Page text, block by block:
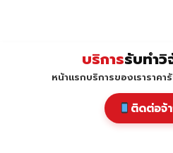
บริการรับทำวิ
หน้าแรกบริการของเราราคา
ติดต่อจ้